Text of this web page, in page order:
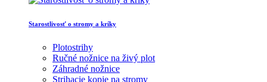
Starostlivosť o stromy a kríky
Plotostrihy
Ručné nožnice na živý plot
Záhradné nožnice
Strihacie kopje na stromy